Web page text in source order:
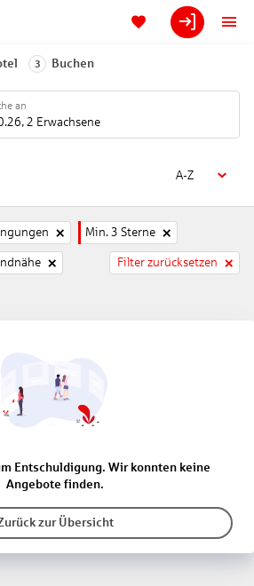
3 Buchen
an
, 2 Erwachsene
A-Z
Min. 3 Sterne
Filter zurücksetzen
Entschuldigung. Wir konnten keine
Angebote finden.
zur Übersicht